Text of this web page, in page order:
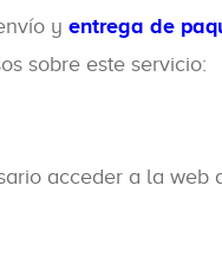
y entrega de
sobre este servicio:
acceder a la web